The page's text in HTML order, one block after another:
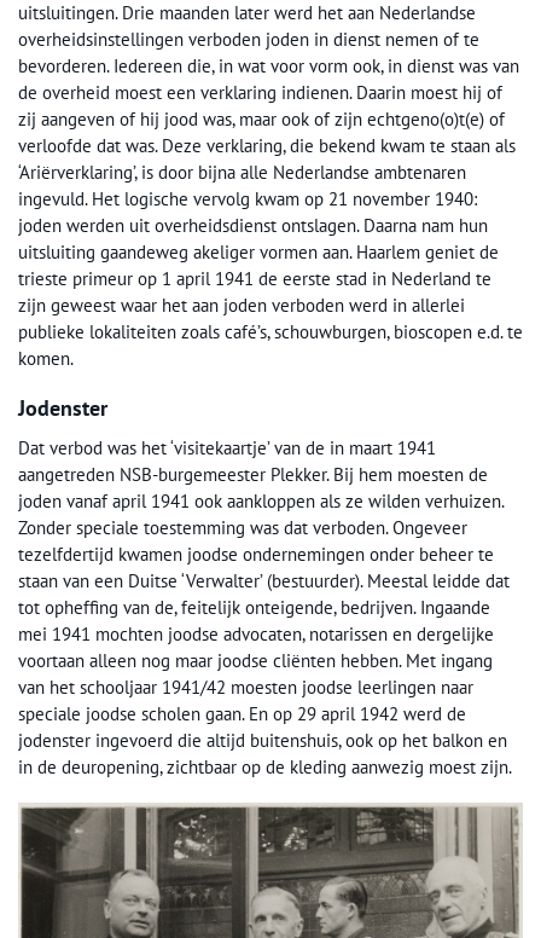
uitsluitingen. Drie maanden later werd het aan Nederlandse
overheidsinstellingen verboden joden in dienst nemen of te
bevorderen. Iedereen die, in wat voor vorm ook, in dienst was van
de overheid moest een verklaring indienen. Daarin moest hij of
zij aangeven of hij jood was, maar ook of zijn echtgeno(o)t(e) of
verloofde dat was. Deze verklaring, die bekend kwam te staan als
‘Ariërverklaring’, is door bijna alle Nederlandse ambtenaren
ingevuld. Het logische vervolg kwam op 21 november 1940:
joden werden uit overheidsdienst ontslagen. Daarna nam hun
uitsluiting gaandeweg akeliger vormen aan. Haarlem geniet de
trieste primeur op 1 april 1941 de eerste stad in Nederland te
zijn geweest waar het aan joden verboden werd in allerlei
publieke lokaliteiten zoals café’s, schouwburgen, bioscopen e.d. te
komen.
Jodenster
Dat verbod was het ‘visitekaartje’ van de in maart 1941
aangetreden NSB-burgemeester Plekker. Bij hem moesten de
joden vanaf april 1941 ook aankloppen als ze wilden verhuizen.
Zonder speciale toestemming was dat verboden. Ongeveer
tezelfdertijd kwamen joodse ondernemingen onder beheer te
staan van een Duitse ‘Verwalter’ (bestuurder). Meestal leidde dat
tot opheffing van de, feitelijk onteigende, bedrijven. Ingaande
mei 1941 mochten joodse advocaten, notarissen en dergelijke
voortaan alleen nog maar joodse cliënten hebben. Met ingang
van het schooljaar 1941/42 moesten joodse leerlingen naar
speciale joodse scholen gaan. En op 29 april 1942 werd de
jodenster ingevoerd die altijd buitenshuis, ook op het balkon en
in de deuropening, zichtbaar op de kleding aanwezig moest zijn.